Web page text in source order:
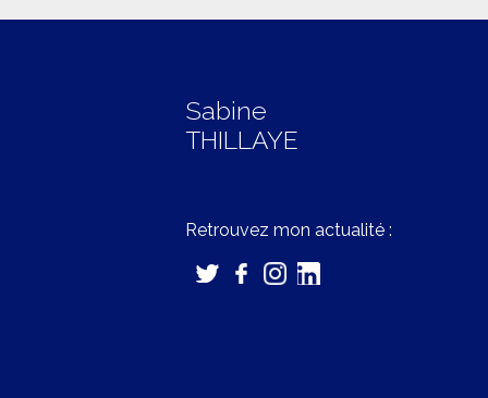
Sabine
THILLAYE
Retrouvez mon actualité :